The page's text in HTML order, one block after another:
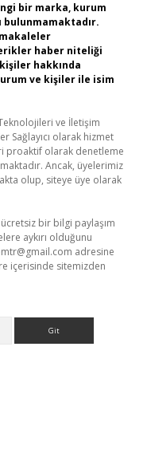
bir marka, kurum
bulunmamaktadır.
makaleler
haber niteliği
hakkında
ve kişiler ile isim
ve İletişim
Sağlayıcı olarak hizmet
proaktif olarak denetleme
Ancak, üyelerimiz
olup, siteye üye olarak
bir bilgi paylaşım
aykırı olduğunu
adresine
içerisinde sitemizden